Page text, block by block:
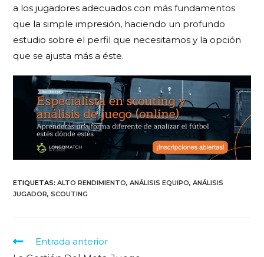
a los jugadores adecuados con más fundamentos
que la simple impresión, haciendo un profundo
estudio sobre el perfil que necesitamos y la opción
que se ajusta más a éste.
ETIQUETAS:ALTO RENDIMIENTO, ANÁLISIS EQUIPO, ANÁLISIS
JUGADOR, SCOUTING
Entrada anterior